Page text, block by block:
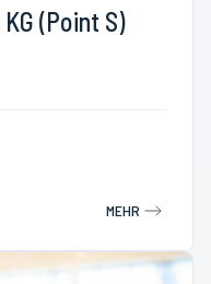
(Point S)
MEHR